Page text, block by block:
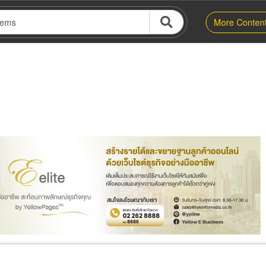
More
Exporter/Importer Service Business